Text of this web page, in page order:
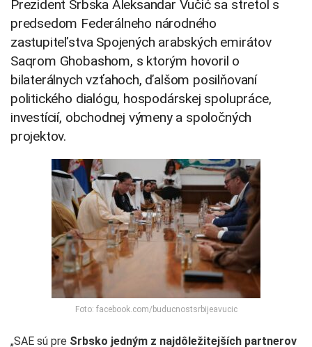
Prezident Srbska Aleksandar Vučić sa stretol s
predsedom Federálneho národného
zastupiteľstva Spojených arabských emirátov
Saqrom Ghobashom, s ktorým hovoril o
bilaterálnych vzťahoch, ďalšom posilňovaní
politického dialógu, hospodárskej spolupráce,
investícií, obchodnej výmeny a spoločných
projektov.
Foto: facebook.com/buducnostsrbijeavucic
„SAE sú pre Srbsko jedným z najdôležitejších partnerov